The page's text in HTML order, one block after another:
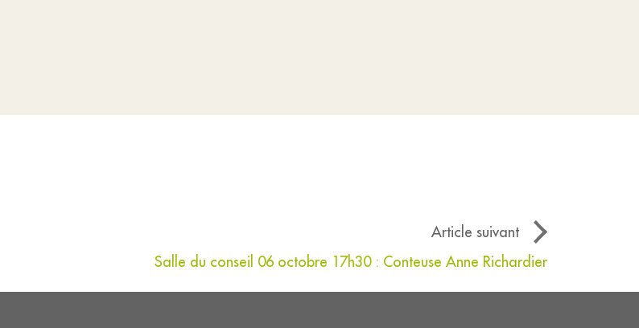
Article suivant
Salle du conseil 06 octobre 17h30 : Conteuse Anne Richardier